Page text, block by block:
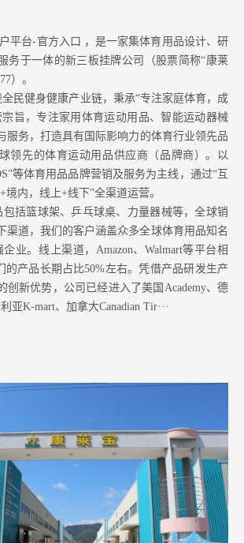
平台-官方入口 ，是一家集体育用品设计、研
务于一体的新三板挂牌公司（股票简称“康莱
）。
民健身健康产业链，秉承“专注家庭体育，成
旨，专注家用体育运动用品、智能运动器械
服务，打造具有国际影响力的体育行业领先品
领先的体育运动用品供应商（品牌商）。以
等体育用品品牌营销及服务为主线，通过“互
境内，线上+线下”全渠道运营。
包括篮球架、乒乓球桌、力量器械等，全球销
渠道，我们的客户涵盖众多全球体育用品知名
业。 线上渠道，Amazon、Walmart等平台相
的产品长期占比50%左右。凭借产品研发生产
创新优势，公司已经进入了美国Academy、德
亚K-mart、加拿大Canadian Tir···